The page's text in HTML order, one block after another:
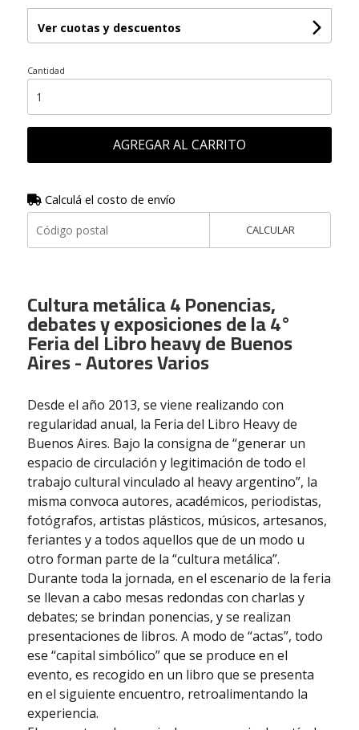
Ver cuotas y descuentos
Cantidad
AGREGAR AL CARRITO
Calculá el costo de envío
CALCULAR
Cultura metálica 4 Ponencias,
debates y exposiciones de la 4°
Feria del Libro heavy de Buenos
Aires - Autores Varios
Desde el año 2013, se viene realizando con
regularidad anual, la Feria del Libro Heavy de
Buenos Aires. Bajo la consigna de “generar un
espacio de circulación y legitimación de todo el
trabajo cultural vinculado al heavy argentino”, la
misma convoca autores, académicos, periodistas,
fotógrafos, artistas plásticos, músicos, artesanos,
feriantes y a todos aquellos que de un modo u
otro forman parte de la “cultura metálica”.
Durante toda la jornada, en el escenario de la feria
se llevan a cabo mesas redondas con charlas y
debates; se brindan ponencias, y se realizan
presentaciones de libros. A modo de “actas”, todo
ese “capital simbólico” que se produce en el
evento, es recogido en un libro que se presenta
en el siguiente encuentro, retroalimentando la
experiencia.